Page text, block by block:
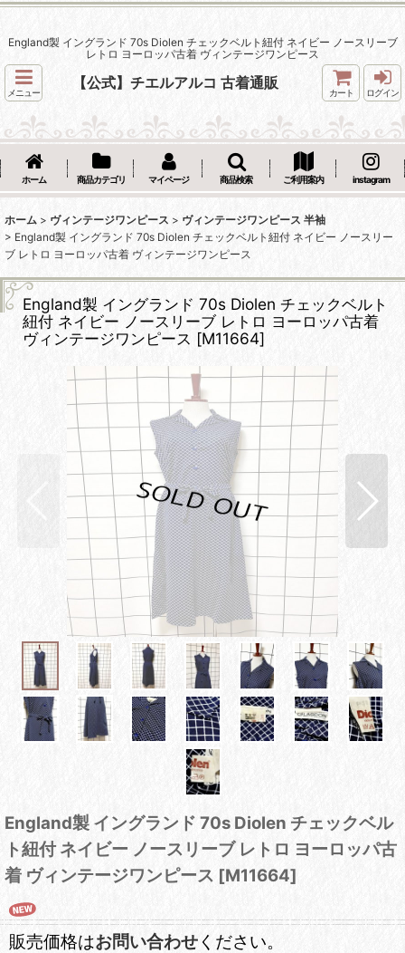
England製 イングランド 70s Diolen チェックベルト紐付 ネイビー ノースリーブ
レトロ ヨーロッパ古着 ヴィンテージワンピース
メニュー
【公式】チエルアルコ 古着通販
カート ログイン
ホーム 商品カテゴリ マイページ 商品検索 ご利用案内 instagram
ホーム > ヴィンテージワンピース > ヴィンテージワンピース 半袖
> England製 イングランド 70s Diolen チェックベルト紐付 ネイビー ノースリー
ブ レトロ ヨーロッパ古着 ヴィンテージワンピース
England製 イングランド 70s Diolen チェックベルト
紐付 ネイビー ノースリーブ レトロ ヨーロッパ古着
ヴィンテージワンピース [M11664]
England製 イングランド 70s Diolen チェックベル
ト紐付 ネイビー ノースリーブ レトロ ヨーロッパ古
着 ヴィンテージワンピース [M11664]
販売価格はお問い合わせ ください。